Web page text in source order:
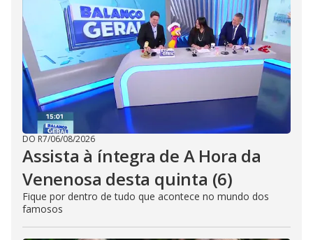
DO R7/06/08/2026
Assista à íntegra de A Hora da
Venenosa desta quinta (6)
Fique por dentro de tudo que acontece no mundo dos
famosos